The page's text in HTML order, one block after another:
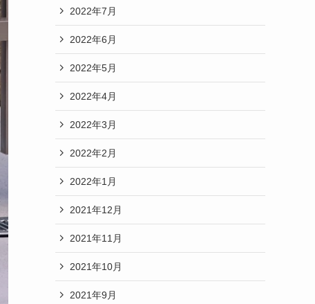
2022年7月
2022年6月
2022年5月
2022年4月
2022年3月
2022年2月
2022年1月
2021年12月
2021年11月
2021年10月
2021年9月